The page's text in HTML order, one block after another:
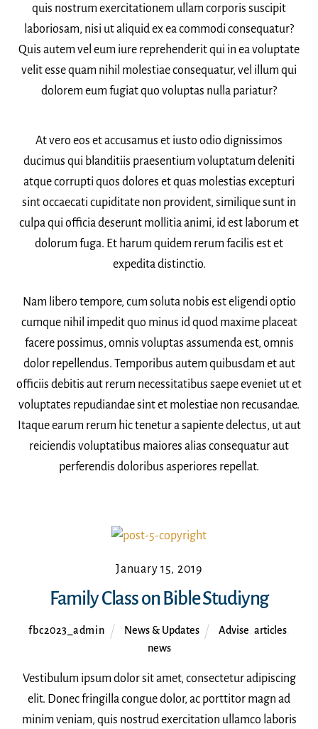
quis nostrum exercitationem ullam corporis suscipit
laboriosam, nisi ut aliquid ex ea commodi consequatur?
Quis autem vel eum iure reprehenderit qui in ea voluptate
velit esse quam nihil molestiae consequatur, vel illum qui
dolorem eum fugiat quo voluptas nulla pariatur?
At vero eos et accusamus et iusto odio dignissimos
ducimus qui blanditiis praesentium voluptatum deleniti
atque corrupti quos dolores et quas molestias excepturi
sint occaecati cupiditate non provident, similique sunt in
culpa qui officia deserunt mollitia animi, id est laborum et
dolorum fuga. Et harum quidem rerum facilis est et
expedita distinctio.
Nam libero tempore, cum soluta nobis est eligendi optio
cumque nihil impedit quo minus id quod maxime placeat
facere possimus, omnis voluptas assumenda est, omnis
dolor repellendus. Temporibus autem quibusdam et aut
officiis debitis aut rerum necessitatibus saepe eveniet ut et
voluptates repudiandae sint et molestiae non recusandae.
Itaque earum rerum hic tenetur a sapiente delectus, ut aut
reiciendis voluptatibus maiores alias consequatur aut
perferendis doloribus asperiores repellat.
January 15, 2019
Family Class on Bible Studiyng
fbc2023_admin News & Updates Advise articles,
news
Vestibulum ipsum dolor sit amet, consectetur adipiscing
elit. Donec fringilla congue dolor, ac porttitor magn ad
minim veniam, quis nostrud exercitation ullamco laboris